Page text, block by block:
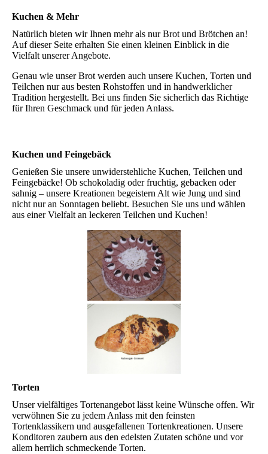
Kuchen & Mehr
Natürlich bieten wir Ihnen mehr als nur Brot und Brötchen an!
Auf dieser Seite erhalten Sie einen kleinen Einblick in die
Vielfalt unserer Angebote.
Genau wie unser Brot werden auch unsere Kuchen, Torten und
Teilchen nur aus besten Rohstoffen und in handwerklicher
Tradition hergestellt. Bei uns finden Sie sicherlich das Richtige
für Ihren Geschmack und für jeden Anlass.
Kuchen und Feingebäck
Genießen Sie unsere unwiderstehliche Kuchen, Teilchen und
Feingebäcke! Ob schokoladig oder fruchtig, gebacken oder
sahnig – unsere Kreationen begeistern Alt wie Jung und sind
nicht nur an Sonntagen beliebt. Besuchen Sie uns und wählen
aus einer Vielfalt an leckeren Teilchen und Kuchen!
Torten
Unser vielfältiges Tortenangebot lässt keine Wünsche offen. Wir
verwöhnen Sie zu jedem Anlass mit den feinsten
Tortenklassikern und ausgefallenen Tortenkreationen. Unsere
Konditoren zaubern aus den edelsten Zutaten schöne und vor
allem herrlich schmeckende Torten.